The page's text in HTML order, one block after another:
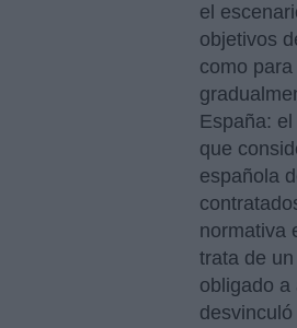
el
objetivos
como
España: el
que
española
normativa
trata de
obligado a